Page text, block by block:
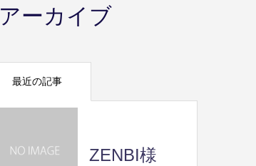
アーカイブ
最近の記事
ZENBI様